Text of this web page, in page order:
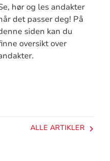
hør og les andakter
det passer deg! På
siden kan du
oversikt over
ALLE ARTIKLER